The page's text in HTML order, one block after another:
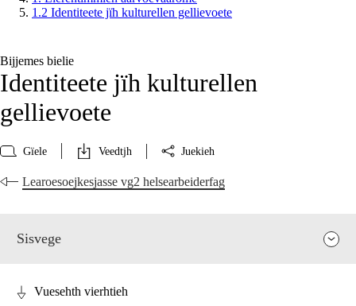
1.2 Identiteete jïh kulturellen gellievoete
Bijjemes bielie
Identiteete jïh kulturellen
gellievoete
Gïele Veedtjh Juekieh
Learoesoejkesjasse vg2 helsearbeiderfag
Sisvege
Vuesehth vierhtieh